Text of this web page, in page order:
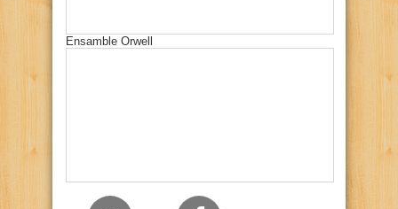
Ensamble Orwell